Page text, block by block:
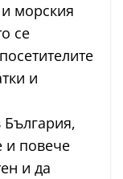
морския
се
и
и повече
и да